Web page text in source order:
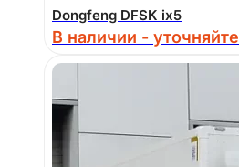
Dongfeng DFSK ix5
В наличии - уточняйте